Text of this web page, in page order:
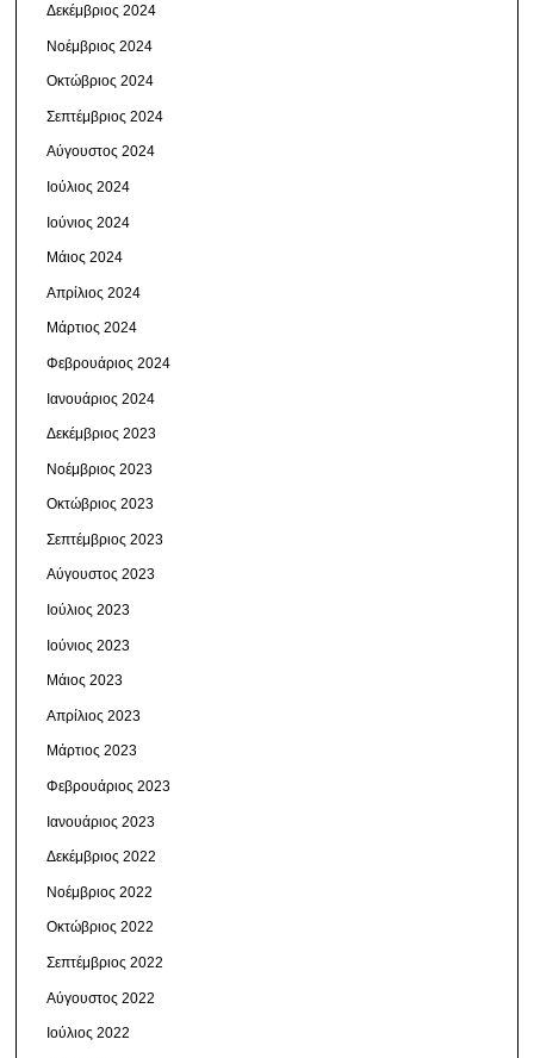
Δεκέμβριος 2024
Νοέμβριος 2024
Οκτώβριος 2024
Σεπτέμβριος 2024
Αύγουστος 2024
Ιούλιος 2024
Ιούνιος 2024
Μάιος 2024
Απρίλιος 2024
Μάρτιος 2024
Φεβρουάριος 2024
Ιανουάριος 2024
Δεκέμβριος 2023
Νοέμβριος 2023
Οκτώβριος 2023
Σεπτέμβριος 2023
Αύγουστος 2023
Ιούλιος 2023
Ιούνιος 2023
Μάιος 2023
Απρίλιος 2023
Μάρτιος 2023
Φεβρουάριος 2023
Ιανουάριος 2023
Δεκέμβριος 2022
Νοέμβριος 2022
Οκτώβριος 2022
Σεπτέμβριος 2022
Αύγουστος 2022
Ιούλιος 2022